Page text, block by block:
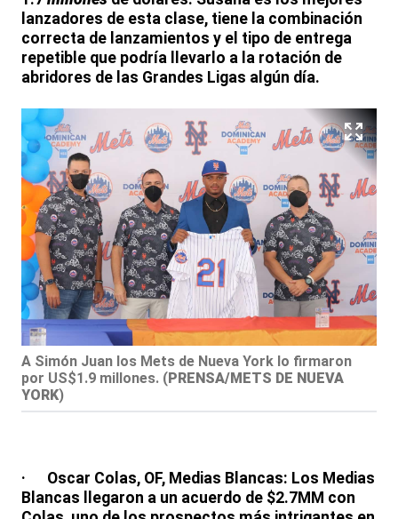
lanzadores de esta clase, tiene la combinación
correcta de lanzamientos y el tipo de entrega
repetible que podría llevarlo a la rotación de
abridores de las Grandes Ligas algún día.
A Simón Juan los Mets de Nueva York lo firmaron
por US$1.9 millones. (PRENSA/METS DE NUEVA
YORK)
· Oscar Colas, OF, Medias Blancas: Los Medias
Blancas llegaron a un acuerdo de $2.7MM con